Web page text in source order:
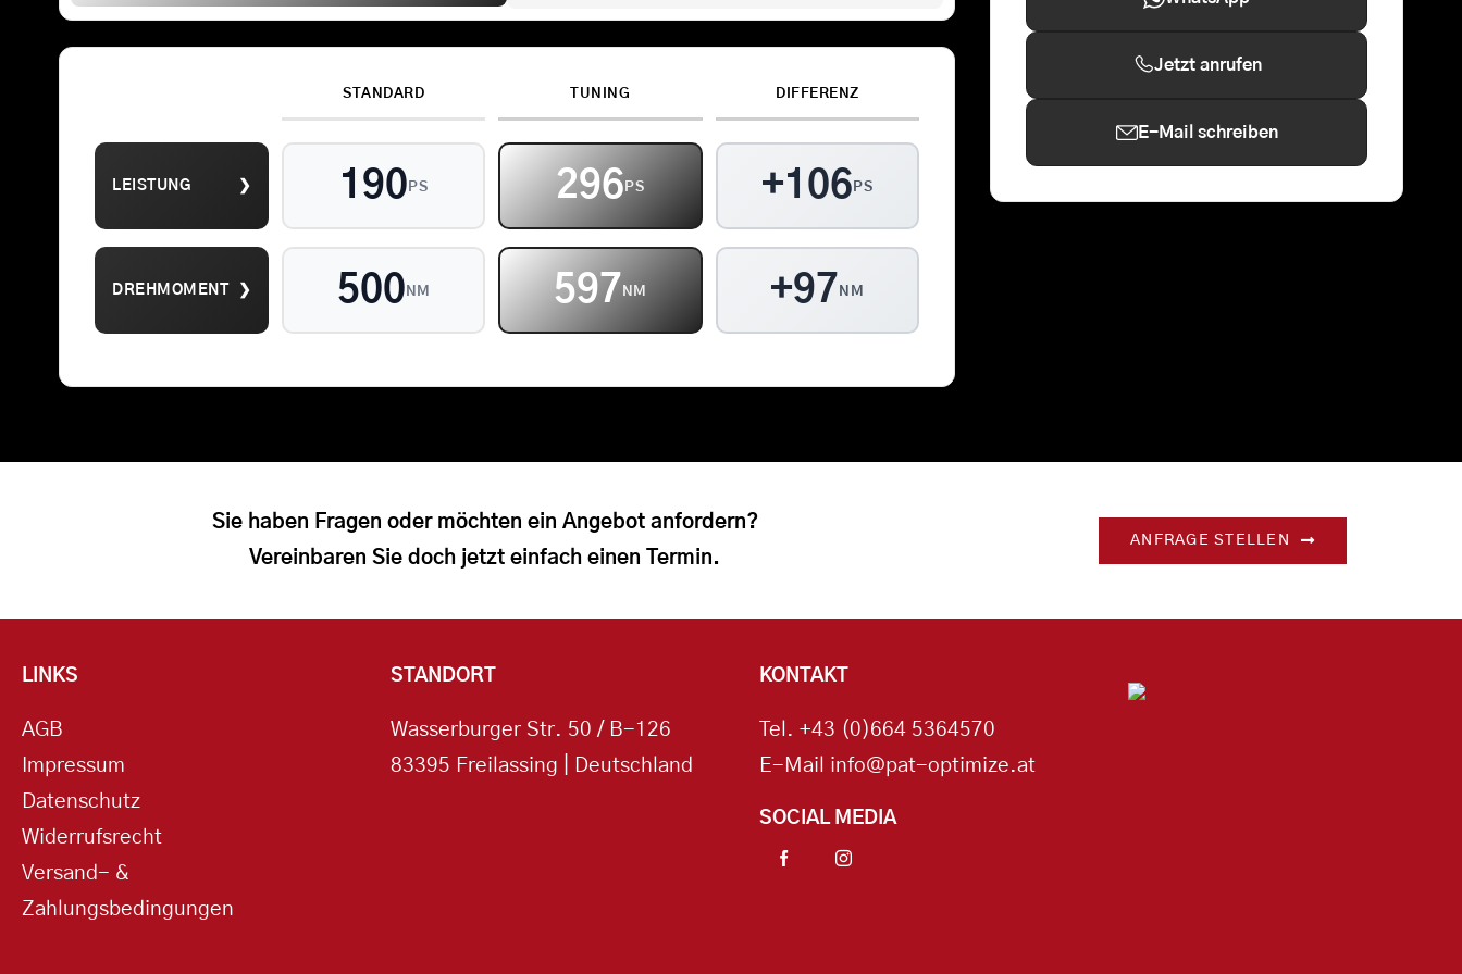
Kontakt
STANDARD TUNING DIFFERENZ
LEISTUNG ❯ 190 PS 296 PS +106 PS
DREHMOMENT ❯ 500 NM 597 NM +97 NM
Jetzt anrufen
E-Mail schreiben
Sie haben Fragen oder möchten ein Angebot anfordern?
Vereinbaren Sie doch jetzt einfach einen Termin.
ANFRAGE STELLEN
LINKS
AGB
Impressum
Datenschutz
Widerrufsrecht
Versand- &
Zahlungsbedingungen
STANDORT
Wasserburger Str. 50 / B-126
83395 Freilassing | Deutschland
KONTAKT
Tel.+43 (0)664 5364570
E-Mail info@pat-optimize.at
SOCIAL MEDIA